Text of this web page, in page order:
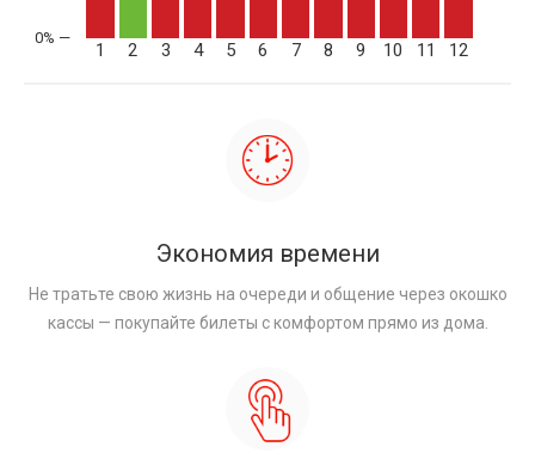
1 2 3 4 5 6 7 8 9 10 11 12
Экономия времени
Не тратьте свою жизнь на очереди и общение через окошко
кассы — покупайте билеты с комфортом прямо из дома.